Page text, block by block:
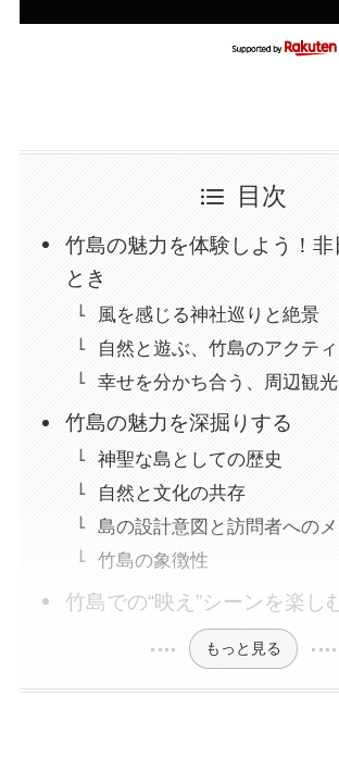
目次
竹島の魅力を体験しよう！非
とき
風を感じる神社巡りと絶景
自然と遊ぶ、竹島のアクテ
幸せを分かち合う、周辺観光
竹島の魅力を深掘りする
神聖な島としての歴史
自然と文化の共存
島の設計意図と訪問者への
竹島の象徴性
竹島での“映え”シーンを楽し
もっと見る